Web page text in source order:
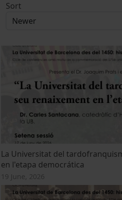
Sort
La Universitat del
en l'etapa democrática
19 June, 2026